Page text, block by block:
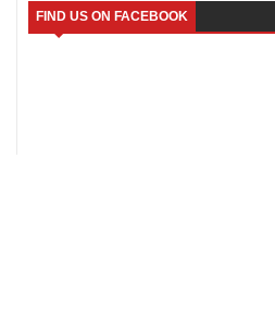
FIND US ON FACEBOOK